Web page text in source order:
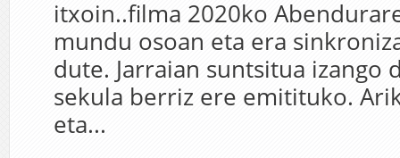
itxoin..filma 2020ko
mundu osoan eta era
dute. Jarraian suntsitua izango
sekula berriz ere emitituko.
eta...